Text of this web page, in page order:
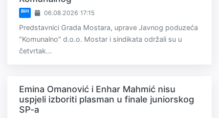
BiH 06.08.2026 17:15
Predstavnici Grada Mostara, uprave Javnog poduzeća
"Komunalno" d.o.o. Mostar i sindikata održali su u
četvrtak...
Emina Omanović i Enhar Mahmić nisu
uspjeli izboriti plasman u finale juniorskog
SP-a